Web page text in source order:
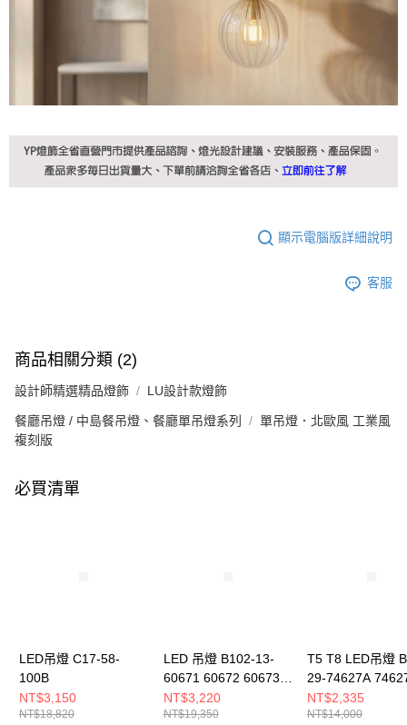
顯示電腦版詳細說明
客服
商品相關分類 (2)
設計師精選精品燈飾 LU設計款燈飾
餐廳吊燈 / 中島餐吊燈、餐廳單吊燈系列
單吊燈．北歐風 工業風
複刻版
必買清單
LED吊燈 C17-58-
100B
NT$3,150
NT$18,820
LED 吊燈 B102-13-
60671 60672 60673
60674 60675 60676
NT$3,220
NT$19,350
T5 T8 LED吊燈
29-74627A
NT$2,335
NT$14,000